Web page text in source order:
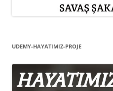
UDEMY-HAYATIMIZ-PROJE